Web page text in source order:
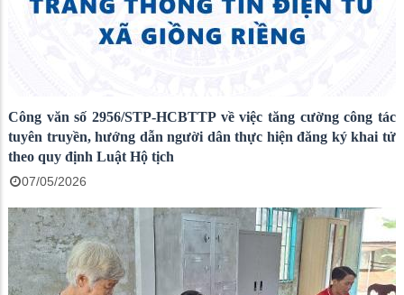
Công văn số 2956/STP-HCBTTP về việc tăng cường công tác
tuyên truyền, hướng dẫn người dân thực hiện đăng ký khai tử
theo quy định Luật Hộ tịch
07/05/2026